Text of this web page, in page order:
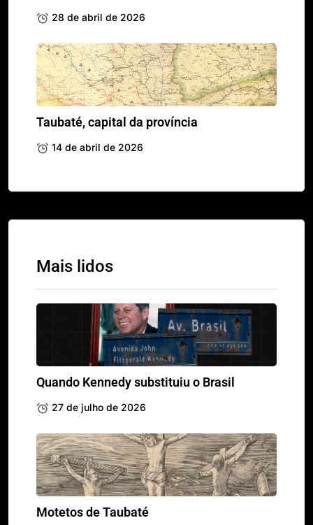
28 de abril de 2026
Taubaté, capital da província
14 de abril de 2026
Mais lidos
Quando Kennedy substituiu o Brasil
27 de julho de 2026
Motetos de Taubaté